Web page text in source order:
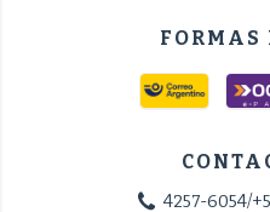
FORMAS
4257-6054/